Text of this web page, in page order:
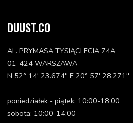
Status: Dostępna w 3-10 dni
Dodaj do koszyka
Status: Dostępna w 3-10 dni
18.27 zł
DUUST.CO
AL. PRYMASA TYSIĄCLECIA 74A
01-424 WARSZAWA
N 52° 14' 23.674'' E 20° 57' 28.271''
poniedziałek - piątek: 10:00-18:00
sobota: 10:00-14:00